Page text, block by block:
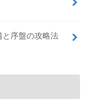
序盤の攻略法